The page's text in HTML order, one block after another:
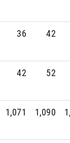
36 42
42 52
1,071 1,090